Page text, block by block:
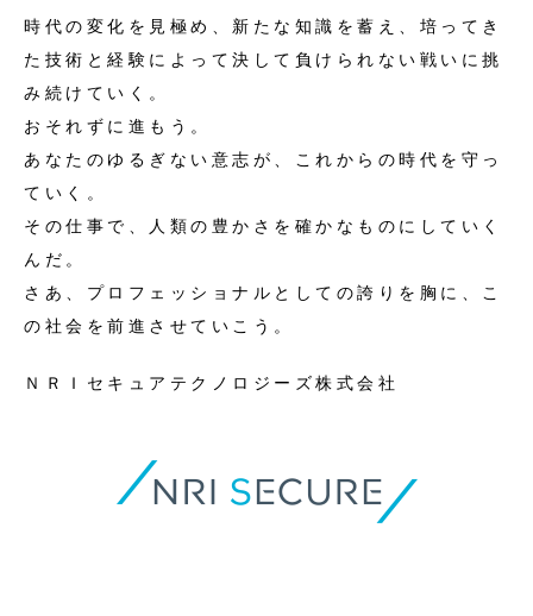
時代の変化を見極め、新たな知識を蓄え、 培ってき
た技術と経験によって 決して負けられない戦いに挑
み続けていく。
おそれずに進もう。
あなたのゆるぎない意志が、これからの時代を守っ
ていく。
その仕事で、人類の豊かさを確かなものにしていく
んだ。
さあ、プロフェッショナルとしての誇りを胸に、 こ
の社会を前進させていこう。
ＮＲＩセキュアテクノロジーズ株式会社